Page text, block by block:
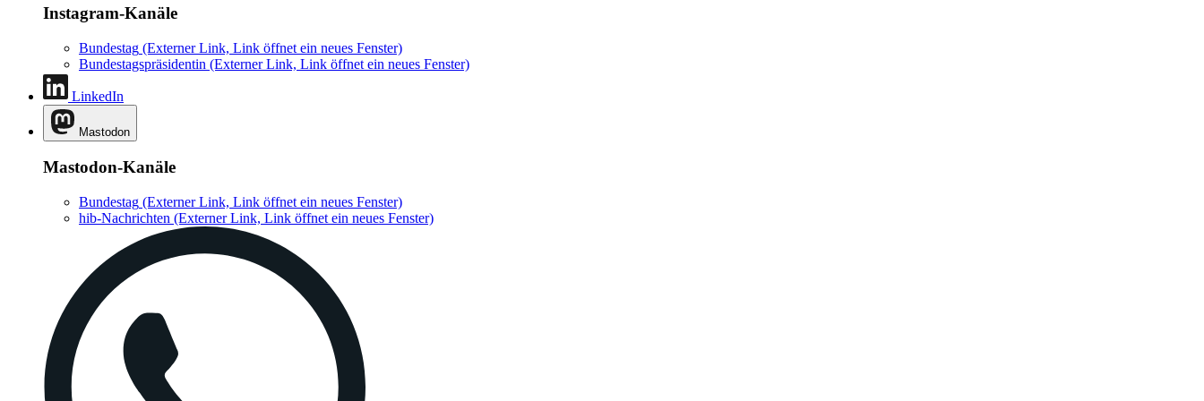
Instagram-Kanäle
Bundestag (Externer Link, Link öffnet ein neues Fenster)
Bundestagspräsidentin (Externer Link, Link öffnet ein neues Fenster)
LinkedIn
Mastodon
Mastodon-Kanäle
Bundestag (Externer Link, Link öffnet ein neues Fenster)
hib-Nachrichten (Externer Link, Link öffnet ein neues Fenster)